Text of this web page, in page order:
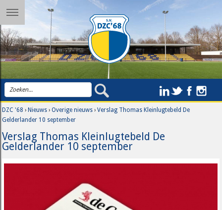
DZC '68 ›Nieuws ›Overige nieuws ›Verslag Thomas Kleinlugtebeld De
Gelderlander 10 september
Verslag Thomas Kleinlugtebeld De
Gelderlander 10 september